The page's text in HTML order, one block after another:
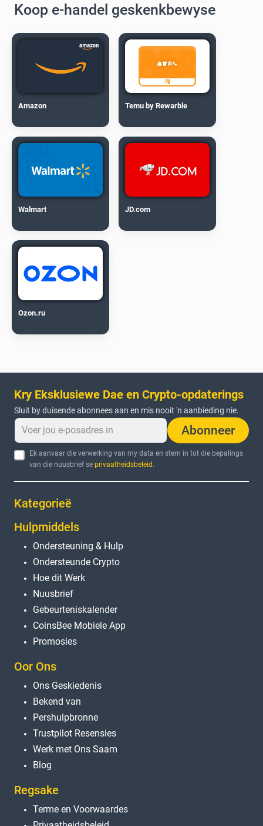
Koop e-handel geskenkbewyse
Amazon Temu by Rewarble
Walmart JD.com
Ozon.ru
Kry Eksklusiewe Dae en Crypto-opdaterings
Sluit by duisende abonnees aan en mis nooit 'n aanbieding nie.
Abonneer
Ek aanvaar die verwerking van my data en stem in tot die bepalings
van die nuusbrief seprivaatheidsbeleid.
Kategorieë
Hulpmiddels
Ondersteuning & Hulp
Ondersteunde Crypto
Hoe dit Werk
Nuusbrief
Gebeurteniskalender
CoinsBee Mobiele App
Promosies
Oor Ons
Ons Geskiedenis
Bekend van
Pershulpbronne
Trustpilot Resensies
Werk met Ons Saam
Blog
Regsake
Terme en Voorwaardes